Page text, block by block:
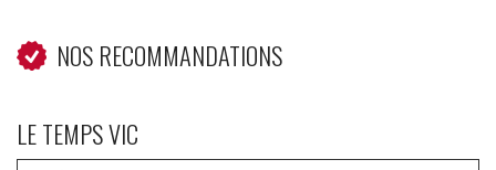
NOS RECOMMANDATIONS
LE TEMPS VIC